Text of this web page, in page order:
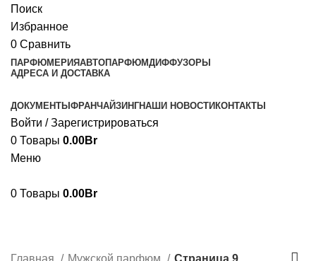
Поиск
Избранное
0 Сравнить
ПАРФЮМЕРИЯАВТОПАРФЮМДИФФУЗОРЫ
АДРЕСА И ДОСТАВКА
ДОКУМЕНТЫ ФРАНЧАЙЗИНГНАШИ НОВОСТИ КОНТАКТЫ
Войти / Зарегистрироваться
0 Товары 0.00Br
Меню
0 Товары 0.00Br
Категории
Главная Мужской парфюм Страница 9